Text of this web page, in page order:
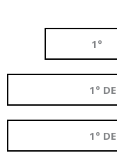
1º
1º
1º